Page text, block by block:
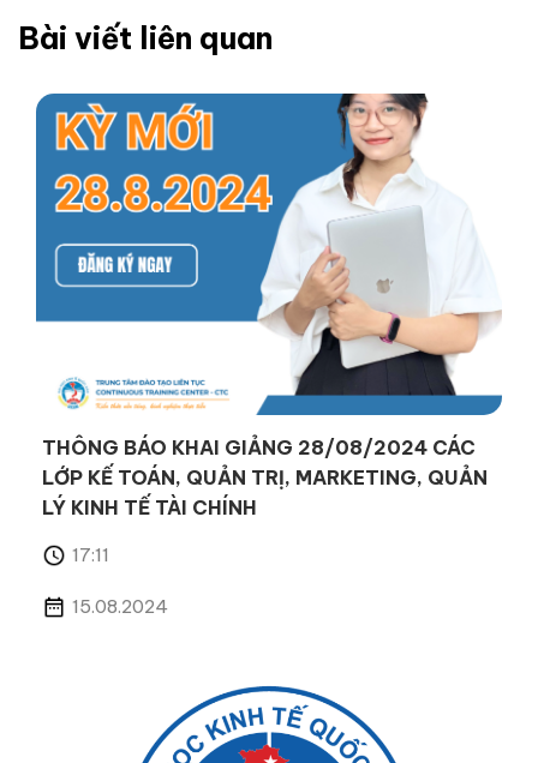
Bài viết liên quan
THÔNG BÁO KHAI GIẢNG 28/08/2024 CÁC
LỚP KẾ TOÁN, QUẢN TRỊ, MARKETING, QUẢN
LÝ KINH TẾ TÀI CHÍNH
17:11
15.08.2024